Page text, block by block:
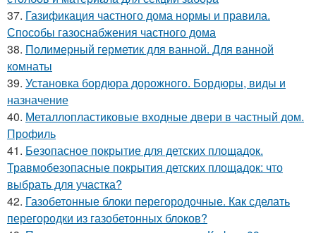
37. Газификация частного дома нормы и правила.
Способы газоснабжения частного дома
38. Полимерный герметик для ванной. Для ванной
комнаты
39. Установка бордюра дорожного. Бордюры, виды и
назначение
40. Металлопластиковые входные двери в частный дом.
Профиль
41. Безопасное покрытие для детских площадок.
Травмобезопасные покрытия детских площадок: что
выбрать для участка?
42. Газобетонные блоки перегородочные. Как сделать
перегородки из газобетонных блоков?